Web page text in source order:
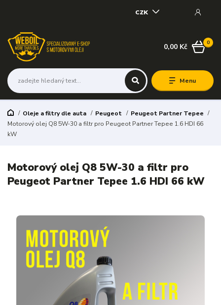
Menu
CZK
0
0,00 Kč
Oleje a filtry dle auta Peugeot
Peugeot Partner Tepee
Motorový olej Q8 5W-30 a filtr pro Peugeot Partner Tepee 1.6 HDI 66
kW
Motorový olej Q8 5W-30 a filtr pro
Peugeot Partner Tepee 1.6 HDI 66 kW